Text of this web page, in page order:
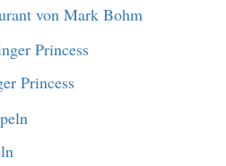
von Mark Bohm
Princess